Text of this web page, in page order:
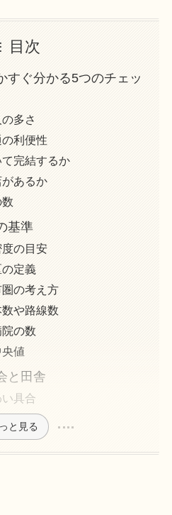
目次
すぐ分かる5つのチェッ
多さ
利便性
完結するか
あるか
基準
度の目安
の定義
の考え方
や路線数
の数
値
と田舎
具合
と見る